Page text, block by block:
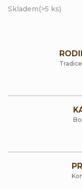
Skladem(>5 ks)